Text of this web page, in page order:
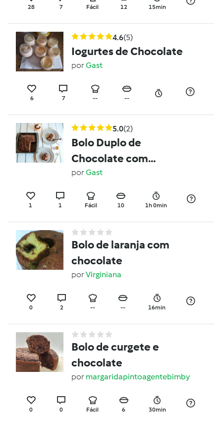
28 7 Fácil 12 15min
4.6(5)
Iogurtes de Chocolate
porGast
6 7 -- --
5.0(2)
Bolo Duplo de
Chocolate com
Courgete
porGast
1 1 Fácil 10 1h 0min
Bolo de laranja com
chocolate
porVirginiana
0 2 -- -- 16min
Bolo de curgete e
chocolate
por margaridapintoagentebimby
0 0 Fácil 6 30min